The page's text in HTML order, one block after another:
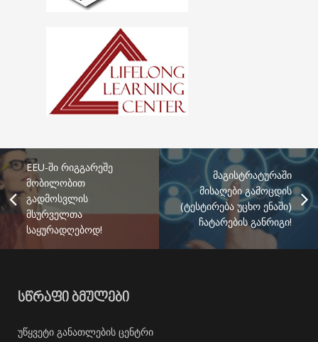
EEU-ში რიგგარეშე
მობილობით
გადმოსვლის
მსურველთა
საყურადღებოდ!
მაგისტრატურაში
მისაღები გამოცდის
(ტესტირება უცხო ენაში)
ჩატარების განრიგი!
ᲡᲬᲠᲐᲤᲘ ᲑᲛᲣᲚᲔᲑᲘ
უწყვეტი განათლების ცენტრი